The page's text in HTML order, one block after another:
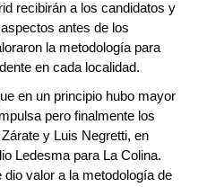
recibirán a los candidatos y
antes de los
la metodología para
en cada localidad.
en un principio hubo mayor
pero finalmente los
y Luis Negretti, en
Ledesma para La Colina.
valor a la metodología de